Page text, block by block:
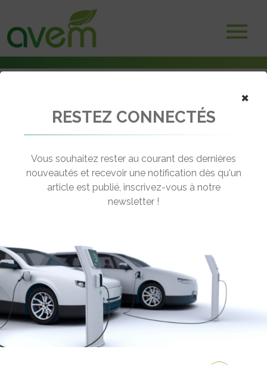
Le Mercedes eSprinter désormais proposé en version châssis-cabine
← Revenir aux actualités
DÉSORMAIS PROPOSÉ EN VERSION
CHÂSSIS-CABINE
Rédigé par Philippe Schwoerer le 02 Déc 2025 à 06:00
0 commentaires
×
RESTEZ CONNECTÉS
Vous souhaitez rester au courant des dernières
nouveautés et recevoir une notification dès qu'un
article est publié, inscrivez-vous à notre
newsletter !